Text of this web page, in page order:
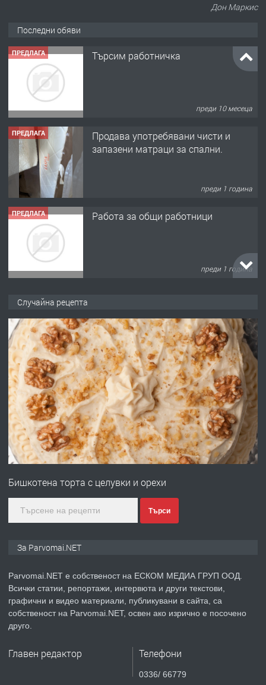
Дон Маркис
Последни обяви
ПРЕДЛАГА Търсим работничка
преди 10 месеца
ПРЕДЛАГА
Продава употребявани чисти и
запазени матраци за спални.
преди 1 година
ПРЕДЛАГА Работа за общи работници
преди 1 година
преди 1 година
ПРЕДЛАГА
Монтажник на малки детайли за
медицинската индустрия
преди 1 година
ПРЕДЛАГА Уроци по Математика
преди 1 година
ТЪРСИ Търсим работник
Случайна рецепта
Бишкотена торта с целувки и орехи
Търси
За Parvomai.NET
Parvomai.NET е собственост на ЕСКОМ МЕДИА ГРУП ООД.
Всички статии, репортажи, интервюта и други текстови,
графични и видео материали, публикувани в сайта, са
собственост на Parvomai.NET, освен ако изрично е посочено
друго.
Главен редактор Телефони
0336/ 66779